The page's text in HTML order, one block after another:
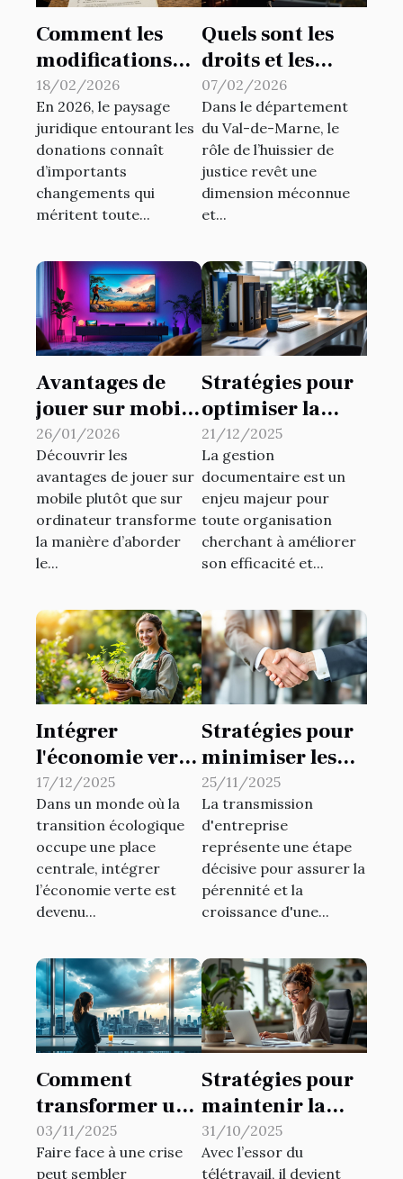
Comment les
modifications
légales
affectent-elles
les donations en
2026 ?
18/02/2026
En 2026, le paysage
juridique entourant les
donations connaît
d’importants
changements qui
méritent toute...
Quels sont les
droits et les
devoirs d'un
huissier de
justice dans le
94 ?
07/02/2026
Dans le département
du Val-de-Marne, le
rôle de l’huissier de
justice revêt une
dimension méconnue
et...
Avantages de
jouer sur mobile
par rapport à
l'ordinateur
26/01/2026
Découvrir les
avantages de jouer sur
mobile plutôt que sur
ordinateur transforme
la manière d’aborder
le...
Stratégies pour
optimiser la
gestion
documentaire
en entreprise
21/12/2025
La gestion
documentaire est un
enjeu majeur pour
toute organisation
cherchant à améliorer
son efficacité et...
Intégrer
l'économie verte
: stratégies pour
les petites
entreprises
17/12/2025
Dans un monde où la
transition écologique
occupe une place
centrale, intégrer
l’économie verte est
devenu...
Stratégies pour
minimiser les
risques fiscaux
lors de
transmissions
d'entreprise
25/11/2025
La transmission
d'entreprise
représente une étape
décisive pour assurer la
pérennité et la
croissance d'une...
Comment
transformer une
crise en
opportunité
03/11/2025
Faire face à une crise
peut sembler
Stratégies pour
maintenir la
productivité en
télétravail
31/10/2025
Avec l’essor du
télétravail, il devient